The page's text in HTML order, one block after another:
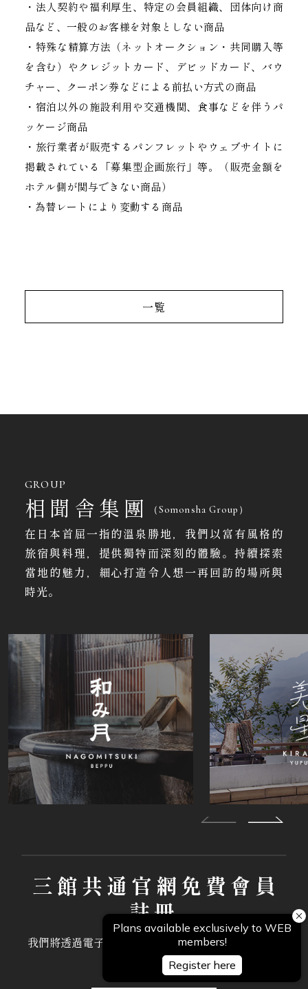
・法人契約や福利厚生、特定の会員組織、団体向け商
品など、一般のお客様を対象としない商品
・特殊な精算方法（ネットオークション・共同購入等
を含む）やクレジットカード、デビッドカード、バウ
チャー、クーポン券などによる前払い方式の商品
・宿泊以外の施設利用や交通機関、食事などを伴うパ
ッケージ商品
・旅行業者が販売するパンフレットやウェブサイトに
掲載されている「募集型企画旅行」等。（販売金額を
ホテル側が関与できない商品）
・為替レートにより変動する商品
一覧
GROUP
相聞舎集團 （Somonsha Group）
在日本首屈一指的溫泉勝地，我們以富有風格的
旅宿與料理，提供獨特而深刻的體驗。持續探索
當地的魅力，細心打造令人想一再回訪的場所與
時光。
三館共通官網免費會員
註冊
我們將透過電子郵件，向會員專屬發送優惠禮遇與最
新推廣資訊。